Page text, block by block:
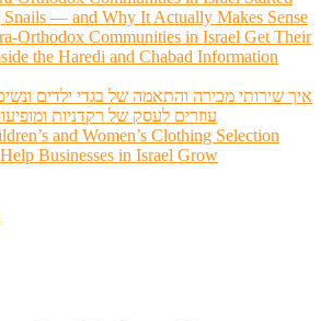
— and Why It Actually Makes Sense
Orthodox Communities in Israel Get Their
the Haredi and Chabad Information
איך שירותי מכירה והתאמה של בגדי ילדים
עוזרים לעסק של רקדניות
and Women’s Clothing Selection
Businesses in Israel Grow